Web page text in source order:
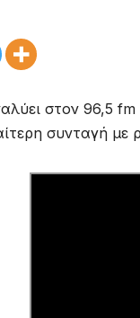
στον 96,5 fm
συνταγή